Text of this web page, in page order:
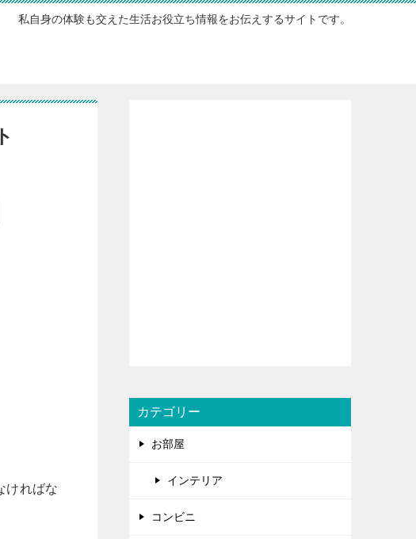
私自身の体験も交えた生活お役立ち情報をお伝えするサイトです。
ければな
カテゴリー
お部屋
インテリア
コンビニ